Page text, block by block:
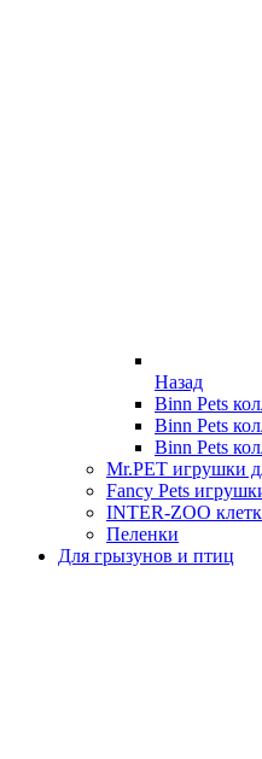
Назад
Binn Pets
Binn Pets
Binn Pets
Mr.PET игрушки
Fancy Pets
INTER-ZOO
Пеленки
Для грызунов и птиц